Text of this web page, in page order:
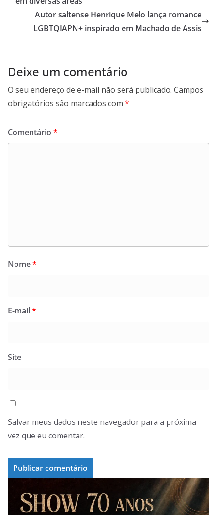
o
p
p
I
n
a
m
Autor saltense Henrique Melo lança romance
LGBTQIAPN+ inspirado em Machado de Assis
Deixe um comentário
O seu endereço de e-mail não será publicado. Campos
obrigatórios são marcados com *
Comentário *
Nome*
E-mail*
Site
Salvar meus dados neste navegador para a próxima
vez que eu comentar.